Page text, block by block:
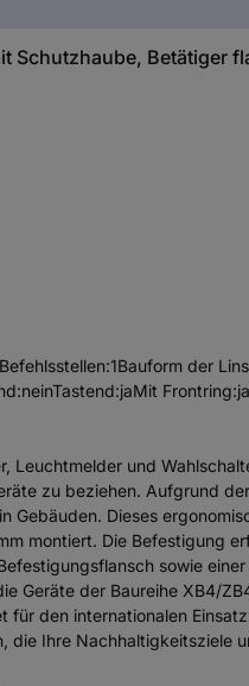
Betätiger
der
Leuchtmelder und
zu beziehen. Aufgrund
Dieses
montiert. Die Befestigung
sowie
Geräte der Baureihe XB4/
den internationalen
die Ihre Nachhaltigkeitsziele